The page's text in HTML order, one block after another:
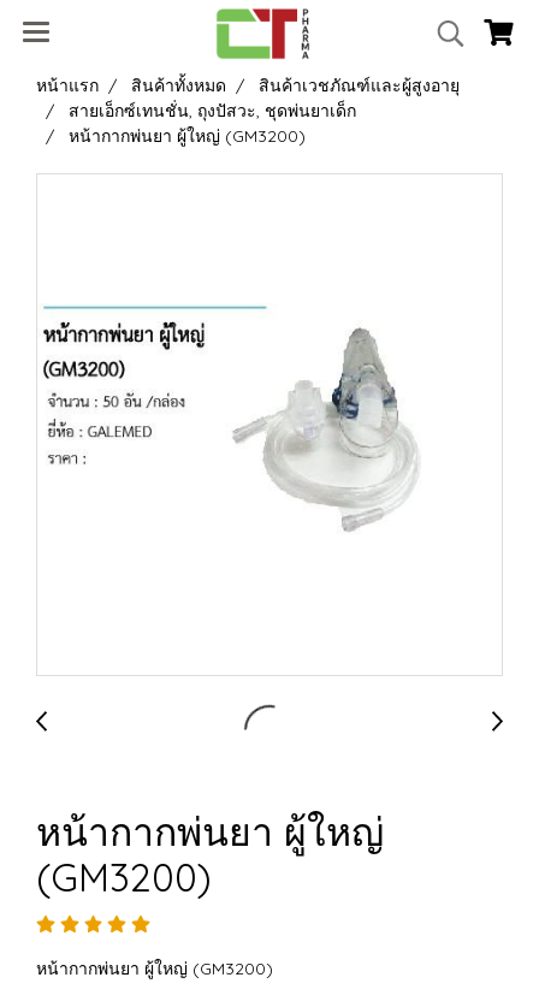
หน้าแรก สินค้าทั้งหมด
สินค้าเวชภัณฑ์และผู้สูงอายุ
สายเอ็กซ์เทนชั่น, ถุงปัสวะ, ชุดพ่นยาเด็ก
หน้ากากพ่นยา ผู้ใหญ่ (GM3200)
หน้ากากพ่นยา ผู้ใหญ่
(GM3200)
หน้ากากพ่นยา ผู้ใหญ่ (GM3200)